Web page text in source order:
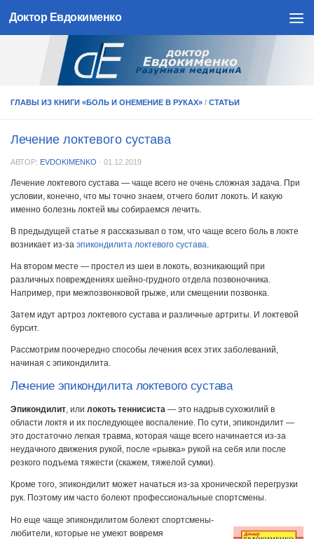
Skip to content
Доктор Евдокименко
ГЛАВЫ ИЗ КНИГИ «БОЛЬ И ОНЕМЕНИЕ В РУКАХ» / СТАТЬИ
Лечение локтевого сустава
АВТОР: EVDOKIMENKO · 01.12.2019
Лечение локтевого сустава — чаще всего не очень сложная задача. При
условии, конечно, что мы точно знаем, отчего болит локоть. И какую
именно болезнь локтей мы собираемся лечить.
В предыдущей статье я рассказывал о том, что чаще всего боль в локте
возникает из-за эпикондилита локтевого сустава
На втором месте — простел из шеи в локоть, возникающий при
различных повреждениях шейно-грудного отдела позвоночника.
Например, при межпозвонковой грыже, или смещении позвонка.
Затем идут артроз локтевого сустава и различные артриты. И локтевой
бурсит.
Рассмотрим поочередно способы лечения всех этих заболеваний,
начиная с эпикондилита.
Лечение эпикондилита локтевого сустава
Эпикондилит, или локоть теннисиста — это надрыв сухожилий в
области локтя и их последующее воспаление. По сути, эпикондилит —
это достаточно легкая травма, которая чаще всего начинается из-за
неудачного движения рукой, после «рывка» рукой на себя или после
резкого подъема тяжести (скажем, тяжелой сумки).
Кроме того, эпикондилит может начаться из-за хронической перегрузки
рук. Поэтому им часто болеют профессиональные спортсмены.
Но еще чаще эпикондилитом болеют спортсмены-
любители, которые не умеют вовремя